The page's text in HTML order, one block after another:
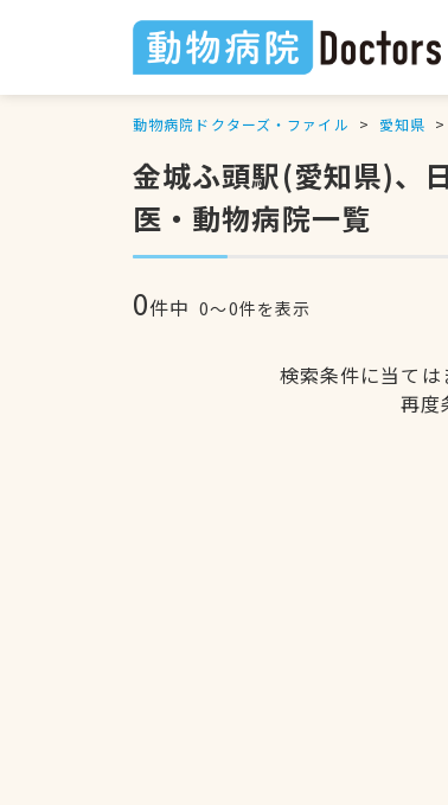
動物病院ドクターズ・ファイル 愛知県
金城ふ頭駅(愛知県)、
医・動物病院一覧
0件中 0〜0件を表示
検索条件に当ては
再度